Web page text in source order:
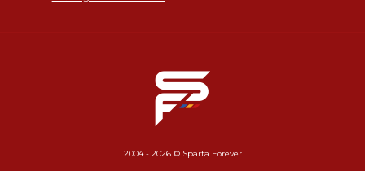
2004 - 2026 © Sparta Forever